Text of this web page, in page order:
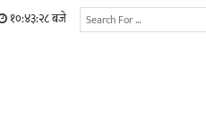
१०:४३:२८ बजे